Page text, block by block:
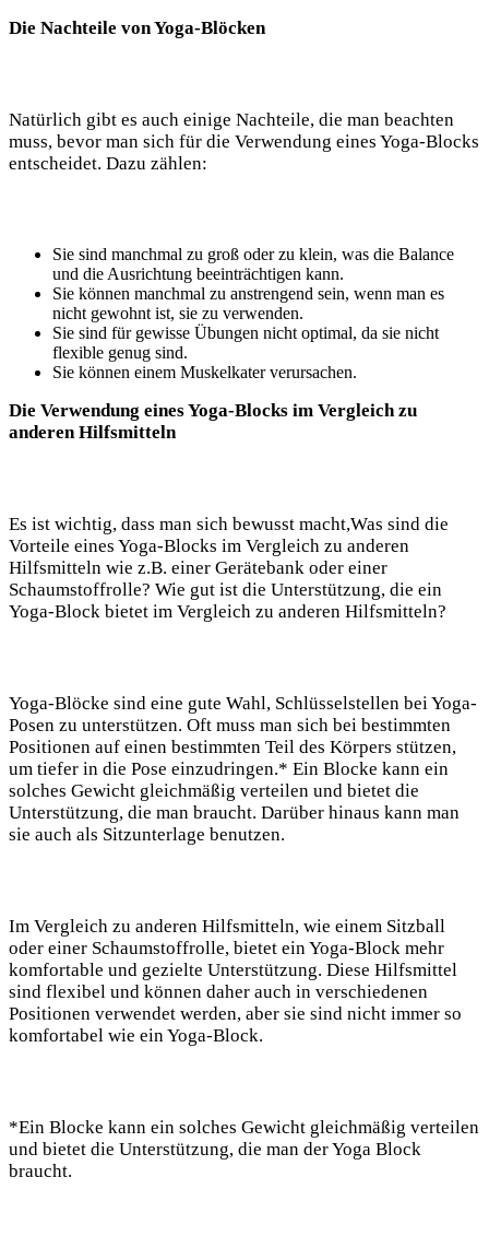
Die Nachteile von Yoga-Blöcken
Natürlich gibt es auch einige⁣ Nachteile,‌ die man ​beachten​
muss,⁢ bevor man sich für die Verwendung ‍eines Yoga-Blocks
entscheidet. Dazu zählen:
Sie sind manchmal zu groß oder zu ⁢klein, was die Balance
und die⁣ Ausrichtung beeinträchtigen kann.
Sie können manchmal zu⁣ anstrengend sein, wenn man ⁣es
nicht gewohnt ist, ‌sie zu verwenden.
Sie sind für gewisse Übungen nicht optimal, da sie nicht
flexible ​genug sind.
Sie können einem ​Muskelkater verursachen.
Die ‍Verwendung eines Yoga-Blocks ​im Vergleich zu
anderen ⁤Hilfsmitteln
Es ist wichtig, dass man sich⁢ bewusst macht,Was sind die
Vorteile eines Yoga-Blocks im Vergleich zu anderen
Hilfsmitteln wie z.B. einer Gerätebank oder‌ einer⁢
Schaumstoffrolle? Wie gut ist die Unterstützung, ⁣die ein
Yoga-Block bietet im Vergleich zu‌ anderen Hilfsmitteln?‌
Yoga-Blöcke sind eine gute Wahl, Schlüsselstellen bei ⁣Yoga-
Posen ⁣zu ​unterstützen. Oft muss​ man sich bei ​bestimmten
Positionen auf einen ⁢bestimmten Teil des Körpers stützen,
um tiefer in die⁢ Pose einzudringen.* Ein⁣ Blocke kann​ ein
solches Gewicht gleichmäßig verteilen und⁣ bietet die
Unterstützung, die man‍ braucht. Darüber hinaus kann man
sie auch als Sitzunterlage benutzen.
Im Vergleich ⁤zu anderen ⁤Hilfsmitteln, wie einem Sitzball
oder einer Schaumstoffrolle, bietet ein Yoga-Block mehr
komfortable und gezielte Unterstützung. Diese Hilfsmittel⁢
sind‍ flexibel und können daher auch in‍ verschiedenen
Positionen verwendet werden, aber sie sind​ nicht immer so
komfortabel wie ‍ein Yoga-Block.
*Ein Blocke kann ein solches Gewicht gleichmäßig verteilen
und bietet die Unterstützung, die​ man der Yoga⁣ Block
braucht.‍